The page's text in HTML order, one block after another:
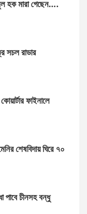
হক মারা গেছেন….
সচল রাডার
ফাইনালে
শেষবিদায় ঘিরে ৭০
পাবে চীনসহ বন্ধু